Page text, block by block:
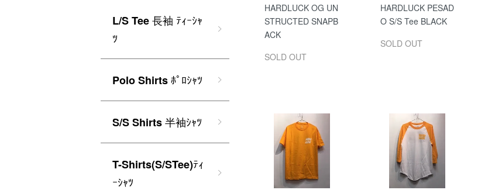
HARDLUCK OG UN
STRUCTED SNAPB
ACK
SOLD OUT
HARDLUCK PESAD
O S/S Tee BLACK
SOLD OUT
L/S Tee長袖 ﾃｨｰｼｬ
ﾂ
Polo Shirtsﾎﾟﾛｼｬﾂ
S/S Shirts半袖ｼｬﾂ
T-Shirts(S/STee)ﾃｨ
ｰｼｬﾂ